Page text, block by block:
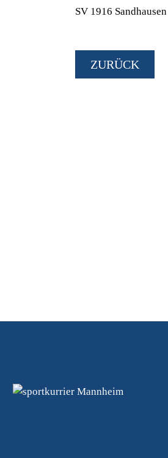
SV 1916 Sandhausen
ZURÜCK